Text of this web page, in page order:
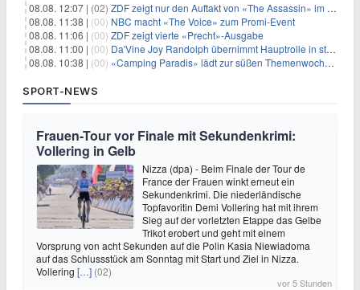
08.08. 12:07 | (02) ZDF zeigt nur den Auftakt von «The Assassin» im Fernsehen
08.08. 11:38 | (00) NBC macht «The Voice» zum Promi-Event
08.08. 11:06 | (00) ZDF zeigt vierte «Precht»-Ausgabe
08.08. 11:00 | (00) Da'Vine Joy Randolph übernimmt Hauptrolle in starbesetzter schwarzer Komödie
08.08. 10:38 | (00) «Camping Paradis» lädt zur süßen Themenwoche ein
SPORT-NEWS
Frauen-Tour vor Finale mit Sekundenkrimi:
Vollering in Gelb
Nizza (dpa) - Beim Finale der Tour de
France der Frauen winkt erneut ein
Sekundenkrimi. Die niederländische
Topfavoritin Demi Vollering hat mit ihrem
Sieg auf der vorletzten Etappe das Gelbe
Trikot erobert und geht mit einem
Vorsprung von acht Sekunden auf die Polin Kasia Niewiadoma
auf das Schlussstück am Sonntag mit Start und Ziel in Nizza.
Vollering […] (02)
vor 5 Stunden